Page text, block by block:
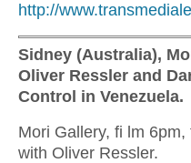
http://
Sidney (Australia),
Oliver Ressler and
Control in Venezuela.
Mori Gallery, fi lm
with Oliver Ressler.